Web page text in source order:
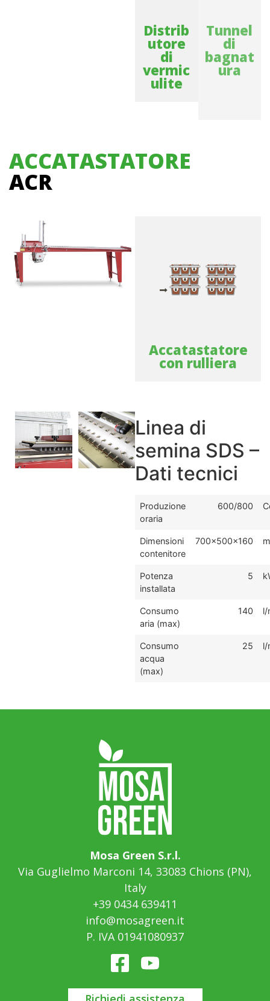
Distrib
utore
di
vermic
ulite
Tunnel
di
bagnat
ura
ACCATASTATORE
ACR
Accatastatore
con rulliera
Linea di
semina SDS –
Dati tecnici
Produzione
oraria
600/800
Dimensioni
contenitore
700x500x160
Potenza
installata
5
Consumo
aria (max)
140 l/
Consumo
acqua
(max)
25 l/
Mosa Green S.r.l.
Via Guglielmo Marconi 14, 33083 Chions (PN),
Italy
+39 0434 639411
info@mosagreen.it
P. IVA 01941080937